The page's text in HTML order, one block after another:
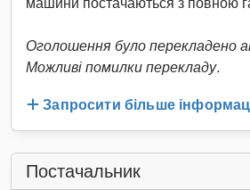
Оголошення було перекладено
Можливі помилки перекладу.
Запросити більше
Постачальник